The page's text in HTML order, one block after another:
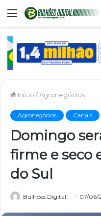
Menu
Início /Agronegócios
Agronegócios Canais
Domingo
firme e seco
do Sul
Bulhões Digital 07/06/